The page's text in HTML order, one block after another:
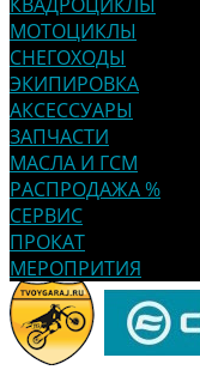
МОТОЦИКЛЫ
СНЕГОХОДЫ
ЭКИПИРОВКА
АКСЕССУАРЫ
ЗАПЧАСТИ
МАСЛА И ГСМ
РАСПРОДАЖА %
СЕРВИС
ПРОКАТ
МЕРОПРИТИЯ